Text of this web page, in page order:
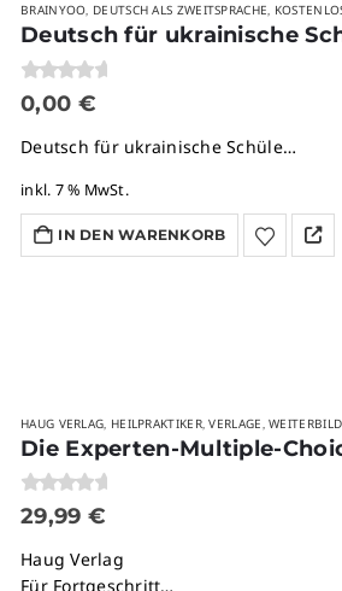
BRAINYOO, DEUTSCH ALS ZWEITSPRACHE,
Deutsch für ukrainische
0von 5
0,00 €
Deutsch für ukrainische Schüle…
inkl. 7 % MwSt.
IN DEN WARENKORB
HAUG VERLAG, HEILPRAKTIKER,VERLAGE,
Die Experten-Multiple-
0von 5
29,99 €
Haug Verlag
Für Fortgeschritt…